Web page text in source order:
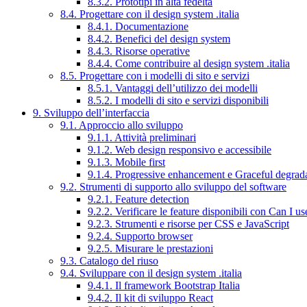
8.4. Progettare con il design system .italia
8.4.1. Documentazione
8.4.2. Benefici del design system
8.4.3. Risorse operative
8.4.4. Come contribuire al design system .italia
8.5. Progettare con i modelli di sito e servizi
8.5.1. Vantaggi dell’utilizzo dei modelli
8.5.2. I modelli di sito e servizi disponibili
9. Sviluppo dell’interfaccia
9.1. Approccio allo sviluppo
9.1.1. Attività preliminari
9.1.2. Web design responsivo e accessibile
9.1.3. Mobile first
9.1.4. Progressive enhancement e Graceful
9.2. Strumenti di supporto allo sviluppo del software
9.2.1. Feature detection
9.2.2. Verificare le feature disponibili con Can I
9.2.3. Strumenti e risorse per CSS e JavaScript
9.2.4. Supporto browser
9.2.5. Misurare le prestazioni
9.3. Catalogo del riuso
9.4. Sviluppare con il design system .italia
9.4.1. Il framework Bootstrap Italia
9.4.2. Il kit di sviluppo React